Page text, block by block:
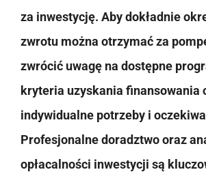
za inwestycję. Aby dokładnie
zwrotu można otrzymać za
zwrócić uwagę na dostępne
kryteria uzyskania finansowania
indywidualne potrzeby i
Profesjonalne doradztwo oraz
opłacalności inwestycji są